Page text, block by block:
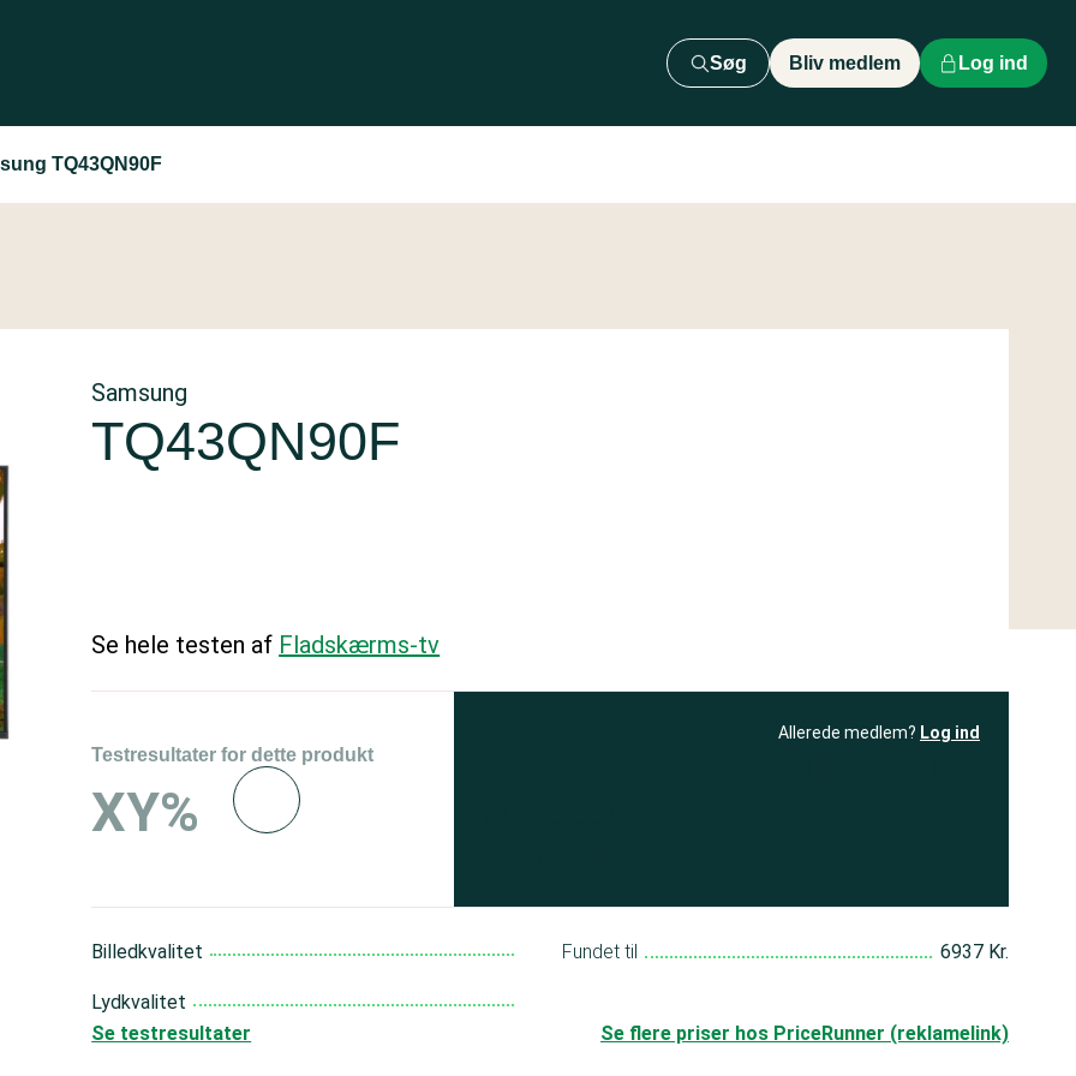
Søg Bliv medlem Log ind
TQ43QN90F
Samsung
TQ43QN90F
Se hele testen af Fladskærms-tv
Testresultater for dette produkt
XY%
Allerede medlem? Log ind
Billedkvalitet
Lydkvalitet
Fundet til 6937 Kr.
Se flere priser hos PriceRunner (reklamelink)
Se testresultater